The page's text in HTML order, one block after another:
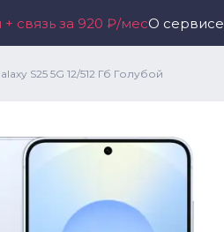
связь за 920 ₽/месО сервисе
S25 5G 12/512 Гб Голубой